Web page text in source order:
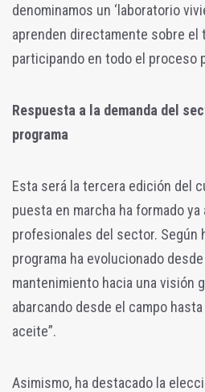
denominamos un ‘laboratorio
aprenden directamente sobre el
participando en todo el proceso
Respuesta a la demanda del
programa
Esta será la tercera edición del
puesta en marcha ha formado ya
profesionales del sector. Según
programa ha evolucionado
mantenimiento hacia una visión
abarcando desde el campo
aceite”.
Asimismo, ha destacado la